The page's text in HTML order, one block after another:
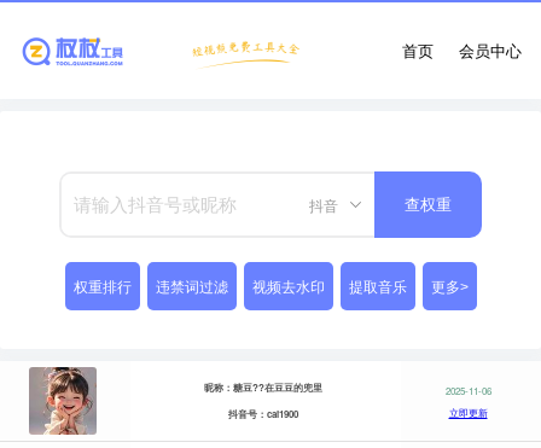
会员中心
首页
抖音 查权重
权重排行 违禁词过滤 视频去水印 提取音乐 更多>
昵称：糖豆??在豆豆的兜里
抖音号：cai1900
2025-11-06
立即更新